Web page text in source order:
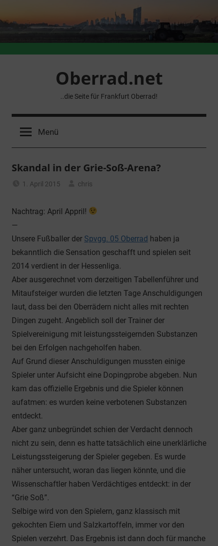
Inhalt
springen
Oberrad.net
..die Seite für Frankfurt Oberrad!
Menü
Skandal in der Grie-Soß-Arena?
1. April 2015
chris
Nachtrag: April Appril!
—
Unsere Fußballer der Spvgg. 05 Oberrad haben ja
bekanntlich die Sensation geschafft und spielen seit
2014 verdient in der Hessenliga.
Aber ausgerechnet vom derzeitigen Tabellenführer und
Mitaufsteiger wurden die letzten Tage Anschuldigungen
laut, dass bei den Oberrädern nicht alles mit rechten
Dingen zugeht. Angeblich soll der Trainer der
Spielvereinigung mit leistungssteigernden Substanzen
bei den Erfolgen nachgeholfen haben.
Auf Grund dieser Anschuldigungen mussten einige
Spieler unter Aufsicht eine Dopingprobe abgeben. Nun
kam das offizielle Ergebnis und die Spieler können
aufatmen: es wurden keine verbotenen Substanzen
entdeckt.
Aber ganz unbegründet schien der Verdacht dennoch
nicht zu sein, denn es hatte tatsächlich eine unerklärliche
Leistungssteigerung der Spieler gegeben. Es wurde
näher untersucht, woran das liegen könnte, und die
Wissenschaftler haben Verdächtiges entdeckt: in der
“Grie Soß”.
Selbige wird von den Spielern, ganz klassisch mit
gekochten Eiern und Salzkartoffeln, immer vor den
Spielen verzehrt. Das Ergebnis ist dann doch für manche